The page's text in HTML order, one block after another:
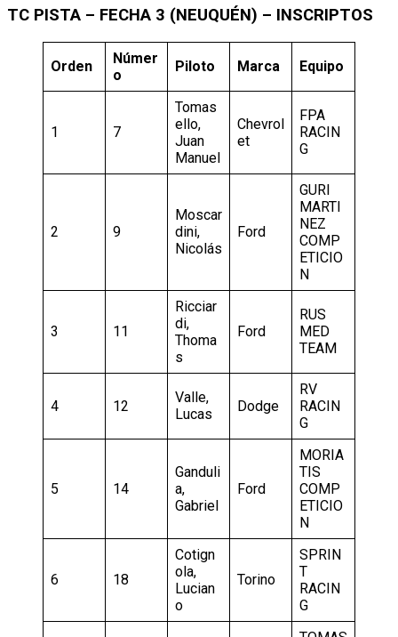
TC PISTA – FECHA 3 (NEUQUÉN) – INSCRIPTOS
Orden
Númer
o
Piloto Marca Equipo
1 7
Tomas
ello,
Juan
Manuel
Chevrol
et
FPA
RACIN
G
2 9
Moscar
dini,
Nicolás
Ford
GURI
MARTI
NEZ
COMP
ETICIO
N
3 11
Ricciar
di,
Thoma
s
Ford
RUS
MED
TEAM
4 12
Valle,
Lucas
Dodge
RV
RACIN
G
5 14
Ganduli
a,
Gabriel
Ford
MORIA
TIS
COMP
ETICIO
N
6 18
Cotign
ola,
Lucian
o
Torino
SPRIN
T
RACIN
G